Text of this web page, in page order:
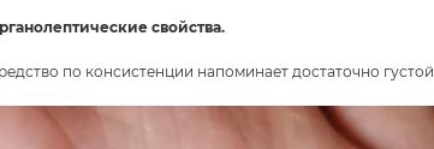
свойства.
по консистенции напоминает достаточно